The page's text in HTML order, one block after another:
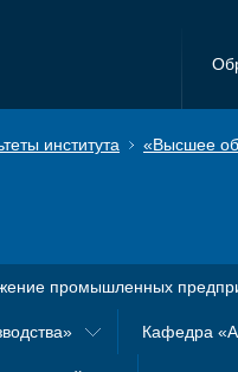
института «Высшее
промышленных
Кафедра